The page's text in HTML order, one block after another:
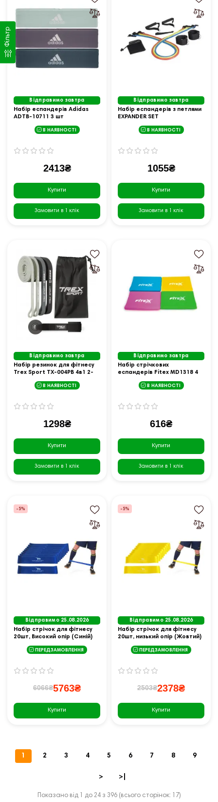
Фільтр
Відправимо завтра
Набір еспандерів Adidas
ADTB-10711 3 шт
В НАЯВНОСТІ
2413₴
Купити
Замовити в 1 клік
Відправимо завтра
Набір еспандерів з петлями
EXPANDER SET
В НАЯВНОСТІ
1055₴
Купити
Замовити в 1 клік
Відправимо завтра
Набір резинок для фітнесу
Trex Sport TX-004PB 4в1 2-
В НАЯВНОСТІ
1298₴
Купити
Замовити в 1 клік
Відправимо завтра
Набір стрічкових
еспандерів Fitex MD1318 4
В НАЯВНОСТІ
616₴
Купити
Замовити в 1 клік
-5%
Відправимо 25.08.2026
Набір стрічок для фітнесу
20шт, Високий опір (Синій)
ПЕРЕДЗАМОВЛЕННЯ
6066₴5763₴
Купити
-5%
Відправимо 25.08.2026
Набір стрічок для фітнесу
20шт, низький опір (Жовтий)
ПЕРЕДЗАМОВЛЕННЯ
2503₴2378₴
Купити
1 2 3 4 5 6 7 8 9
> >|
Показано від 1 до 24 з 396 (всього сторінок: 17)